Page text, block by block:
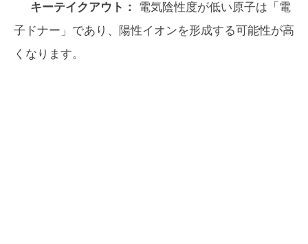
キーテイクアウト：
電気陰性度が低い原子は「電
子ドナー」であり、陽性イオンを形成する可能性が高
くなります。